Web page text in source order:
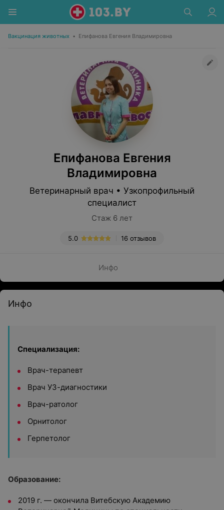
Вакцинация животных • Епифанова Евгения Владимировна
Епифанова Евгения
Владимировна
Ветеринарный врач • Узкопрофильный
специалист
Стаж 6 лет
16 отзывов
5.0
Инфо
Инфо
Специализация:
Врач-терапевт
Врач УЗ-диагностики
Врач-ратолог
Орнитолог
Герпетолог
Образование:
2019 г. — окончила Витебскую Академию